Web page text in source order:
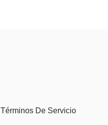
Términos De Servicio